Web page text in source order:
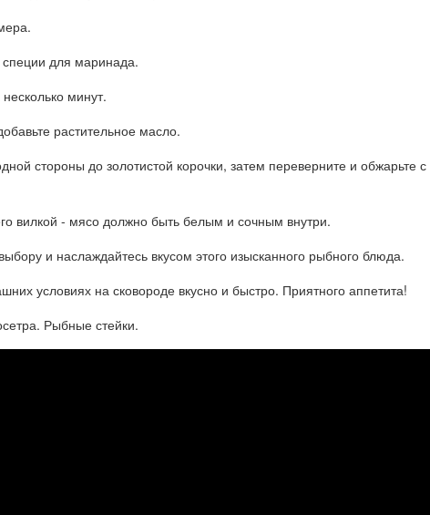
для маринада.
минут.
растительное масло.
стороны до золотистой корочки, затем переверните и обжарьте с
вилкой - мясо должно быть белым и сочным внутри.
и наслаждайтесь вкусом этого изысканного рыбного блюда.
условиях на сковороде вкусно и быстро. Приятного аппетита!
Рыбные стейки.